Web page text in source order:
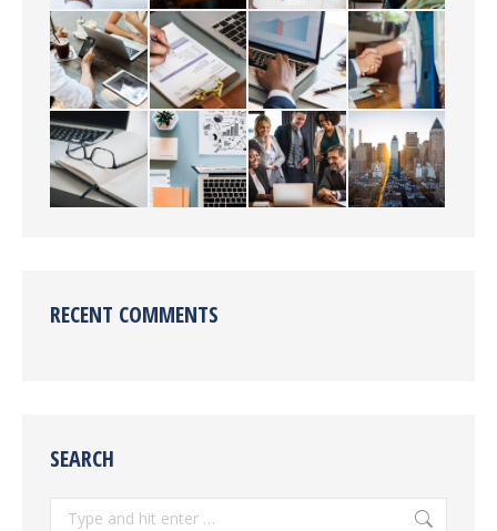
RECENT COMMENTS
SEARCH
Search: